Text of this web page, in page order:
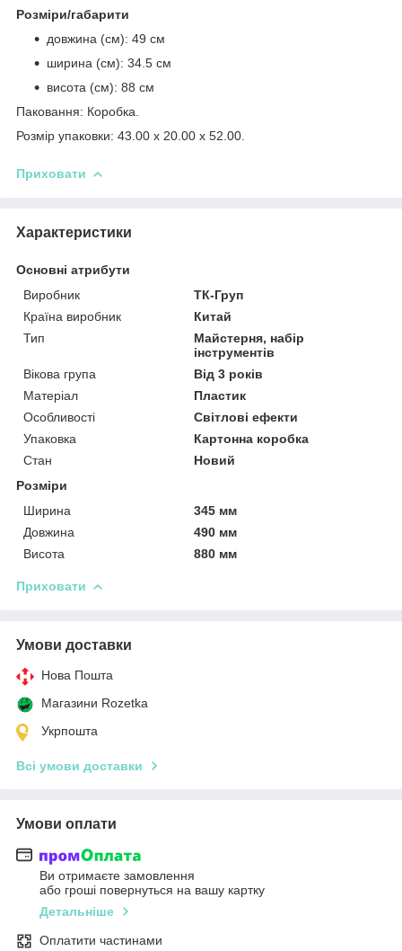
Розміри/габарити
довжина (см): 49 см
ширина (см): 34.5 см
висота (см): 88 см
Паковання: Коробка.
Розмір упаковки: 43.00 x 20.00 x 52.00.
Приховати
Характеристики
Основні атрибути
Виробник
ТК-Груп
Країна виробник
Китай
Тип
Майстерня, набір
інструментів
Вікова група
Від 3 років
Матеріал
Пластик
Особливості
Світлові ефекти
Упаковка
Картонна коробка
Стан
Новий
Розміри
Ширина
345 мм
Довжина
490 мм
Висота
880 мм
Приховати
Умови доставки
Нова Пошта
Магазини Rozetka
Укрпошта
Всі умови доставки
Умови оплати
Ви отримаєте замовлення
або гроші повернуться на вашу картку
Детальніше
Оплатити частинами